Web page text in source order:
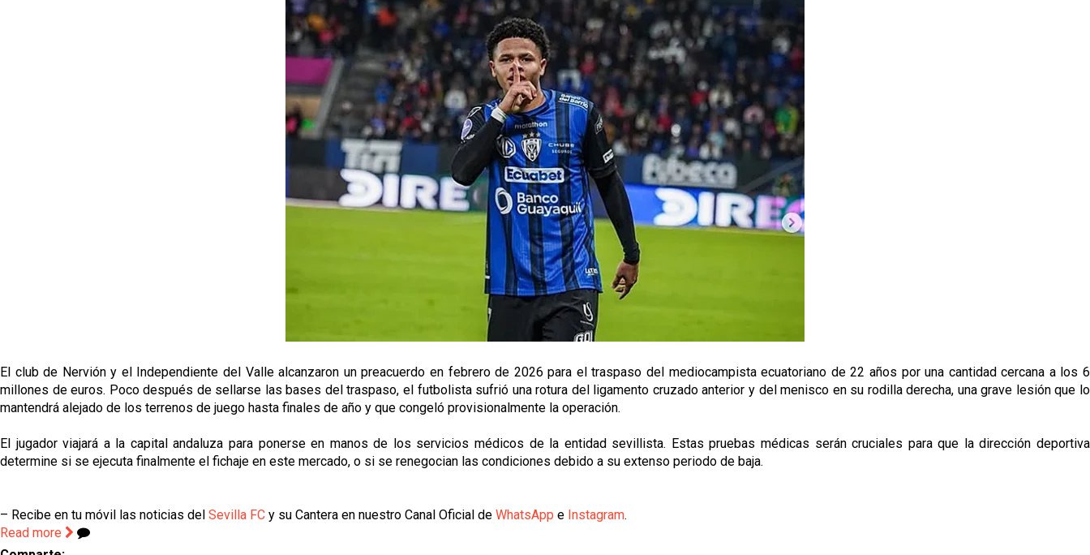
El club de Nervión y el Independiente del Valle alcanzaron un preacuerdo en febrero de 2026 para el traspaso del mediocampista ecuatoriano de 22 años por una cantidad cercana a los 6
millones de euros. Poco después de sellarse las bases del traspaso, el futbolista sufrió una rotura del ligamento cruzado anterior y del menisco en su rodilla derecha, una grave lesión que lo
mantendrá alejado de los terrenos de juego hasta finales de año y que congeló provisionalmente la operación.
El jugador viajará a la capital andaluza para ponerse en manos de los servicios médicos de la entidad sevillista. Estas pruebas médicas serán cruciales para que la dirección deportiva
determine si se ejecuta finalmente el fichaje en este mercado, o si se renegocian las condiciones debido a su extenso periodo de baja.
– Recibe en tu móvil las noticias del Sevilla FC y su Cantera en nuestro Canal Oficial de WhatsApp e Instagram.
Read more